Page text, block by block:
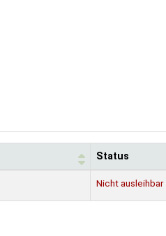
Status
Nicht ausleihbar